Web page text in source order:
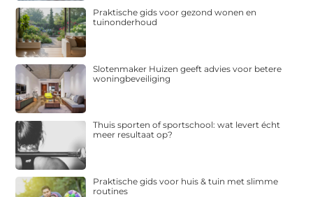
Praktische gids voor gezond wonen en
tuinonderhoud
Slotenmaker Huizen geeft advies voor betere
woningbeveiliging
Thuis sporten of sportschool: wat levert écht
meer resultaat op?
Praktische gids voor huis & tuin met slimme
routines